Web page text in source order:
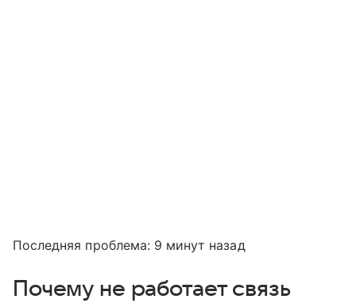
Последняя проблема: 9 минут назад
Почему не работает связь